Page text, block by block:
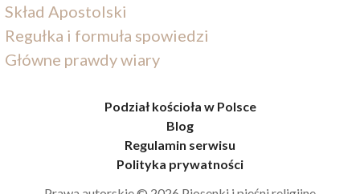
Skład Apostolski
Regułka i formuła spowiedzi
Główne prawdy wiary
Podział kościoła w Polsce
Blog
Regulamin serwisu
Polityka prywatności